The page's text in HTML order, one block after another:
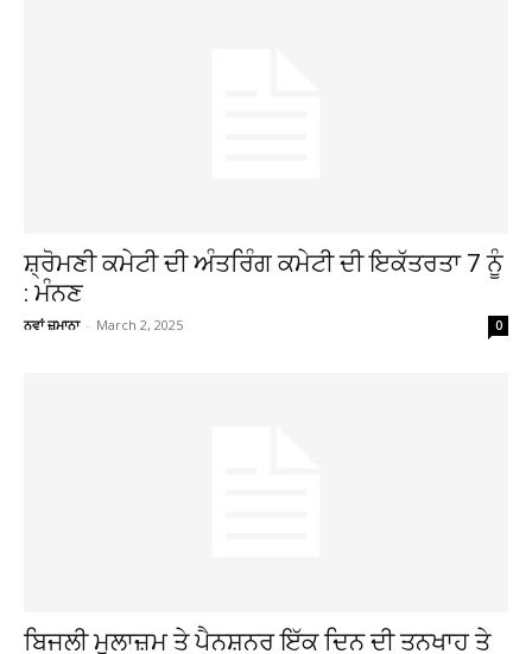
ਸ਼੍ਰੋਮਣੀ ਕਮੇਟੀ ਦੀ ਅੰਤਰਿੰਗ ਕਮੇਟੀ ਦੀ ਇਕੱਤਰਤਾ 7 ਨੂੰ
: ਮੰਨਣ
ਨਵਾਂ ਜ਼ਮਾਨਾ - March 2, 2025 0
ਬਿਜਲੀ ਮੁਲਾਜ਼ਮ ਤੇ ਪੈਨਸ਼ਨਰ ਇੱਕ ਦਿਨ ਦੀ ਤਨਖਾਹ ਤੇ